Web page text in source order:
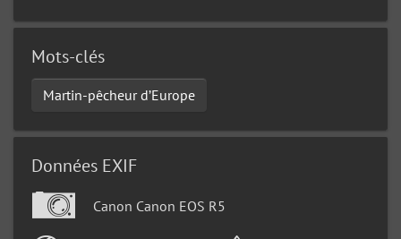
Mots-clés
Martin-pêcheur d’Europe
Données EXIF
Canon Canon EOS R5